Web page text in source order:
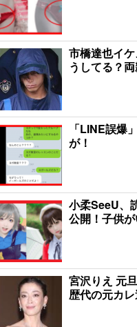
市橋達也イ
うしてる？
「LINE誤爆
が！
小柔SeeU、
公開！子供
宮沢りえ 元
歴代の元カ